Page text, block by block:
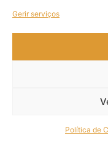
Gerir serviços
Política de
Copyright © 2021-